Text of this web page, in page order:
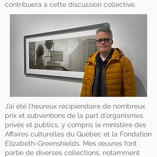
contribuera à cette discussion collective.
J’ai été l’heureux récipiendaire de nombreux
prix et subventions de la part d’organismes
privés et publics, y compris le ministère des
Affaires culturelles du Québec et la Fondation
Elizabeth-Greenshields. Mes œuvres font
partie de diverses collections, notamment